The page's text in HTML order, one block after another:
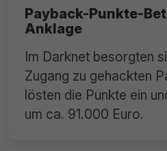
Payback-Punkte-
Anklage
Im Darknet besorgten
Zugang zu gehackten
lösten die Punkte ein
um ca. 91.000 Euro.